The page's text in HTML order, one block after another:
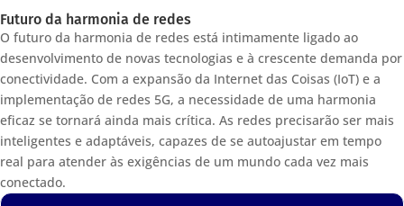
Futuro da harmonia de redes
O futuro da harmonia de redes está intimamente ligado ao
desenvolvimento de novas tecnologias e à crescente demanda por
conectividade. Com a expansão da Internet das Coisas (IoT) e a
implementação de redes 5G, a necessidade de uma harmonia
eficaz se tornará ainda mais crítica. As redes precisarão ser mais
inteligentes e adaptáveis, capazes de se autoajustar em tempo
real para atender às exigências de um mundo cada vez mais
conectado.